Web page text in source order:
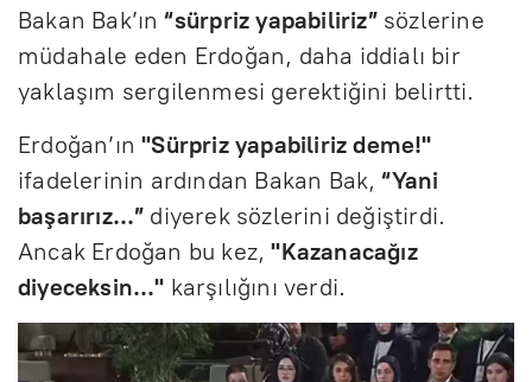
Bakan Bak’ın“sürpriz yapabiliriz”sözlerine
müdahale eden Erdoğan, daha iddialı bir
yaklaşım sergilenmesi gerektiğini belirtti.
Erdoğan’ın"Sürpriz yapabiliriz deme!"
ifadelerinin ardından Bakan Bak,“Yani
başarırız…” diyerek sözlerini değiştirdi.
Ancak Erdoğan bu kez,"Kazanacağız
diyeceksin…" karşılığını verdi.